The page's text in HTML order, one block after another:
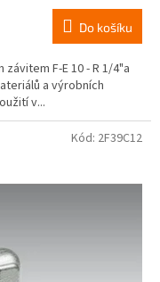
Do košíku
F-E 10 - R 1/4"a
a výrobních
v...
Kód: 2F39C12